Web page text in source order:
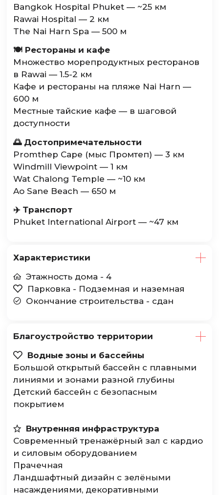
Bangkok Hospital Phuket — ~25 км
Rawai Hospital — 2 км
The Nai Harn Spa — 500 м
🍽️ Рестораны и кафе
Множество морепродуктных ресторанов
в Rawai — 1.5-2 км
Кафе и рестораны на пляже Nai Harn —
600 м
Местные тайские кафе — в шаговой
доступности
🌅 Достопримечательности
Promthep Cape (мыс Промтеп) — 3 км
Windmill Viewpoint — 1 км
Wat Chalong Temple — ~10 км
Ao Sane Beach — 650 м
✈️ Транспорт
Phuket International Airport — ~47 км
Характеристики
 Этажность дома - 4
 Парковка - Подземная и наземная
 Окончание строительства - сдан
Благоустройство территории
 Водные зоны и бассейны
Большой открытый бассейн с плавными
линиями и зонами разной глубины
Детский бассейн с безопасным
покрытием

Внутренняя инфраструктура
Современный тренажёрный зал с кардио
и силовым оборудованием
Прачечная
Ландшафтный дизайн с зелёными
насаждениями, декоративными